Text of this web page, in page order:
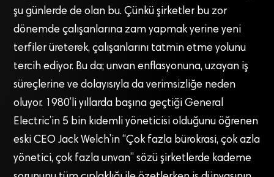
şu günlerde de olan bu. Çünkü şirketler bu zor
dönemde çalışanlarına zam yapmak yerine yeni
terfiler üreterek, çalışanlarını tatmin etme yolunu
tercih ediyor. Bu da; unvan enflasyonuna, uzayan iş
süreçlerine ve dolayısıyla da verimsizliğe neden
oluyor. 1980’li yıllarda başına geçtiği General
Electric’in 5 bin kıdemli yöneticisi olduğunu öğrenen
eski CEO Jack Welch’in “Çok fazla bürokrasi, çok azla
yönetici, çok fazla unvan” sözü şirketlerde kademe